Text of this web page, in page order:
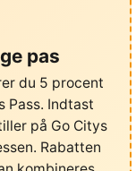
pas
du 5 procent
Pass. Indtast
på Go Citys
Rabatten